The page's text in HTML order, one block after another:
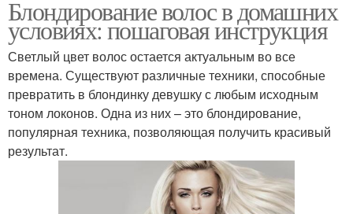
Блондирование волос в домашних
условиях: пошаговая инструкция
Светлый цвет волос остается актуальным во все
времена. Существуют различные техники, способные
превратить в блондинку девушку с любым исходным
тоном локонов. Одна из них – это блондирование,
популярная техника, позволяющая получить красивый
результат.